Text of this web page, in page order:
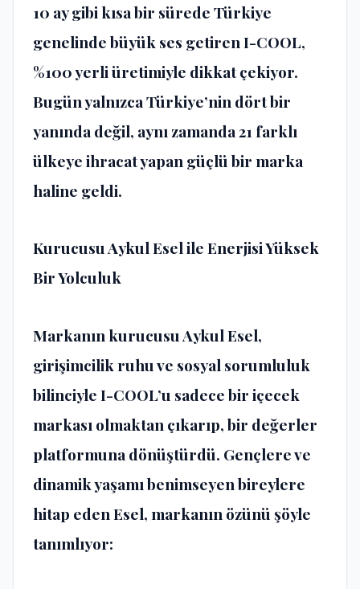
10 ay gibi kısa bir sürede Türkiye
genelinde büyük ses getiren I-COOL,
%100 yerli üretimiyle dikkat çekiyor.
Bugün yalnızca Türkiye’nin dört bir
yanında değil, aynı zamanda 21 farklı
ülkeye ihracat yapan güçlü bir marka
haline geldi.
Kurucusu Aykul Esel ile Enerjisi Yüksek
Bir Yolculuk
Markanın kurucusu Aykul Esel,
girişimcilik ruhu ve sosyal sorumluluk
bilinciyle I-COOL’u sadece bir içecek
markası olmaktan çıkarıp, bir değerler
platformuna dönüştürdü. Gençlere ve
dinamik yaşamı benimseyen bireylere
hitap eden Esel, markanın özünü şöyle
tanımlıyor: